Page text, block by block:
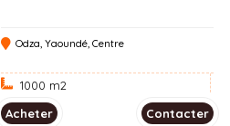
Odza, Yaoundé, Centre
1000 m2
Acheter
Contacter